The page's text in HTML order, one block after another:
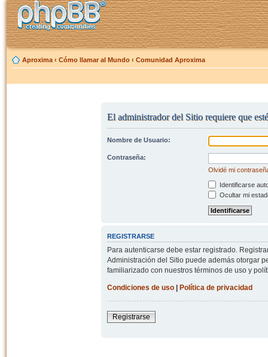
Aproxima ‹ Cómo llamar al Mundo ‹ Comunidad Aproxima
El administrador del Sitio requiere que
Nombre de Usuario:
Contraseña:
Olvidé mi
Identificarse
Ocultar mi
REGISTRARSE
Para autenticarse debe estar registrado.
Administración del Sitio puede además otorgar
familiarizado con nuestros términos de uso y
Condiciones de uso| Política de privacidad
Registrarse